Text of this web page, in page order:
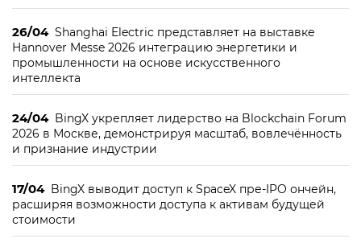
26/04 Shanghai Electric представляет на выставке
Hannover Messe 2026 интеграцию энергетики и
промышленности на основе искусственного
интеллекта
24/04 BingX укрепляет лидерство на Blockchain Forum
2026 в Москве, демонстрируя масштаб, вовлечённость
и признание индустрии
17/04 BingX выводит доступ к SpaceX пре-IPO ончейн,
расширяя возможности доступа к активам будущей
стоимости